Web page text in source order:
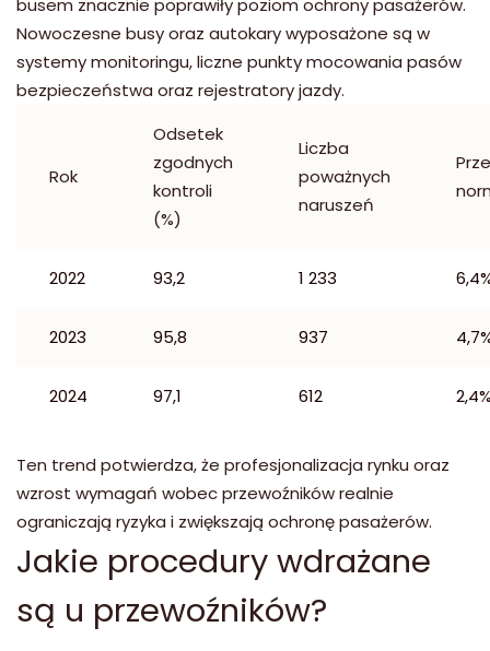
busem znacznie poprawiły poziom ochrony pasażerów.
Nowoczesne busy oraz autokary wyposażone są w
systemy monitoringu, liczne punkty mocowania pasów
bezpieczeństwa oraz rejestratory jazdy.
Rok
Odsetek
zgodnych
kontroli
(%)
Liczba
poważnych
naruszeń
2022 93,2 1 233
2023 95,8 937
2024 97,1 612
Ten trend potwierdza, że profesjonalizacja rynku oraz
wzrost wymagań wobec przewoźników realnie
ograniczają ryzyka i zwiększają ochronę pasażerów.
Jakie procedury wdrażane
są u przewoźników?